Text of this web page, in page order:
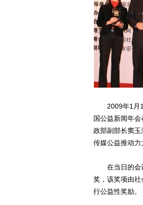
2009年1月14
国公益新闻年
政部副部长窦
传媒公益推动力
在当日的会议
奖，该奖项由
行公益性奖励。